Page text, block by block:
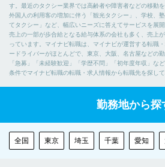
す。最近のタクシー業界では高齢者や障害者などの移動
外国人の利用客の増加に伴う「観光タクシー」、学校、
てタクシー」など、幅広いニーズに答えてサービスを展
売上の一部が歩合給となる給与体系の会社も多く、売上
っています。マイナビ転職は、マイナビが運営する転職
ードライバーがほとんどで、東京、大阪、名古屋などの
「急募」「未経験歓迎」「学歴不問」「初年度年収」な
条件でマイナビ転職の転職・求人情報から転職先を探して
勤務地から探
全国 東京 埼玉 千葉 愛知